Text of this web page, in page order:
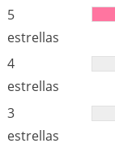
5
estrellas
4
estrellas
3
estrellas